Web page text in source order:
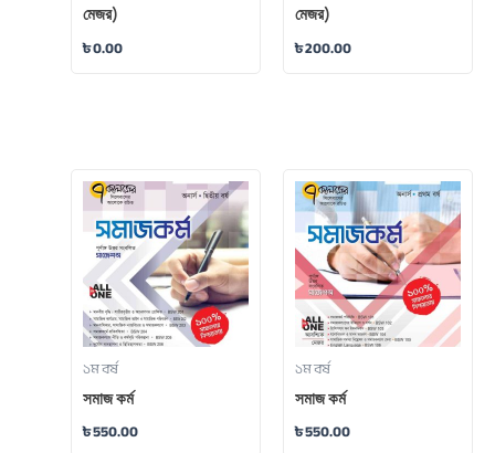
মেজর)
৳0.00
মেজর)
৳200.00
১ম বর্ষ
সমাজ কর্ম
৳550.00
১ম বর্ষ
সমাজ কর্ম
৳550.00